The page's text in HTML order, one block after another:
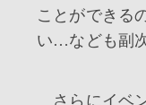
ことができる
い…なども副
さらにイベ